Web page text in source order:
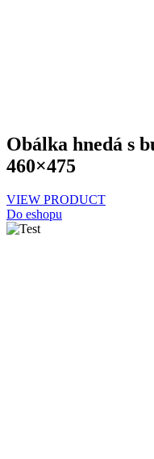
Obálka hnedá s
460×475
VIEW PRODUCT
Do eshopu